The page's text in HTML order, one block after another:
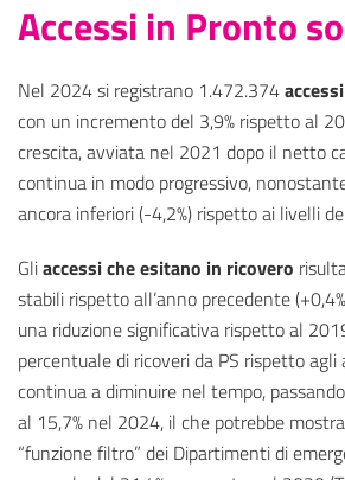
Accessi in Pronto
Nel 2024 si registrano 1.472.374
con un incremento del 3,9% rispetto al
crescita, avviata nel 2021 dopo il netto
continua in modo progressivo,
ancora inferiori (-4,2%) rispetto ai livelli
Gliaccessi che esitano in ricovero
stabili rispetto all’anno precedente
una riduzione significativa rispetto al
percentuale di ricoveri da PS rispetto
continua a diminuire nel tempo,
al 15,7% nel 2024, il che potrebbe
“funzione filtro” dei Dipartimenti di